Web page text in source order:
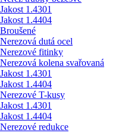
Jakost 1.4301
Jakost 1.4404
Broušené
Nerezová dutá ocel
Nerezové fitinky
Nerezová kolena svařovaná
Jakost 1.4301
Jakost 1.4404
Nerezové T-kusy
Jakost 1.4301
Jakost 1.4404
Nerezové redukce